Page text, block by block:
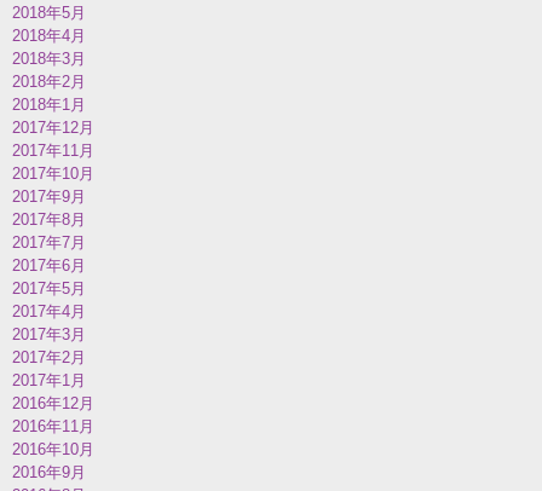
2018年5月
2018年4月
2018年3月
2018年2月
2018年1月
2017年12月
2017年11月
2017年10月
2017年9月
2017年8月
2017年7月
2017年6月
2017年5月
2017年4月
2017年3月
2017年2月
2017年1月
2016年12月
2016年11月
2016年10月
2016年9月